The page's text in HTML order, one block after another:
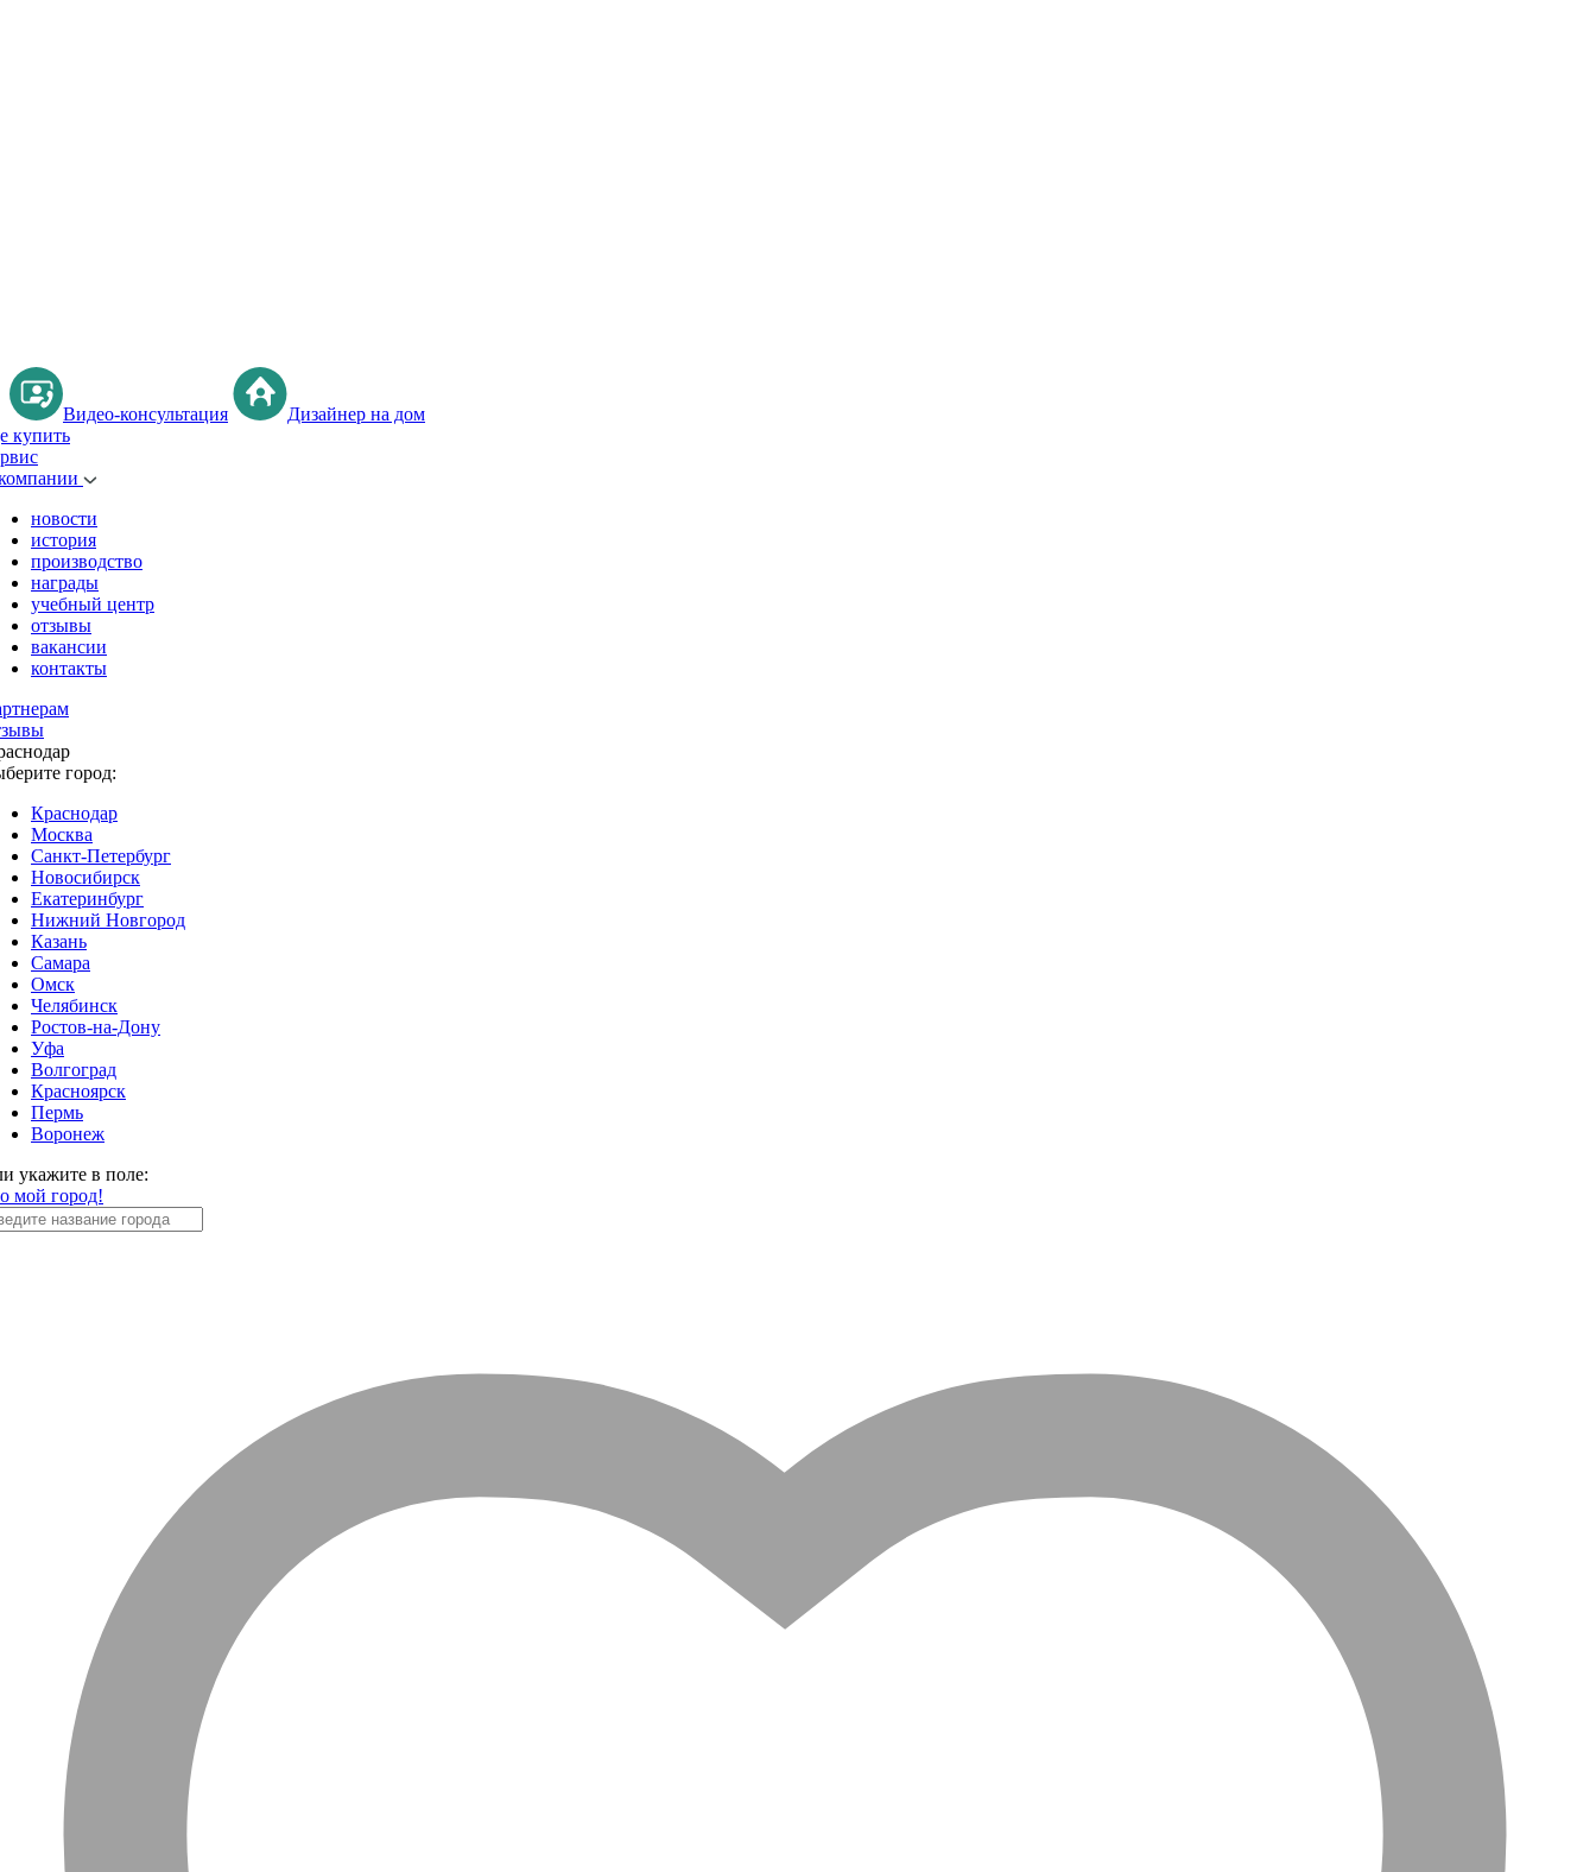
Видео-консультация
Дизайнер на дом
купить
новости
история
производство
награды
учебный центр
отзывы
вакансии
контакты
город:
Краснодар
Москва
Санкт-Петербург
Новосибирск
Екатеринбург
Нижний Новгород
Казань
Самара
Омск
Челябинск
Ростов-на-Дону
Уфа
Волгоград
Красноярск
Пермь
Воронеж
укажите в поле:
мой город!